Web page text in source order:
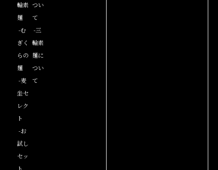
輪素
麺
-む
ぎく
らの
麺
-麦
坐セ
レク
ト
-お
試し
セッ
つい
て
-三
輪素
麺に
つい
て